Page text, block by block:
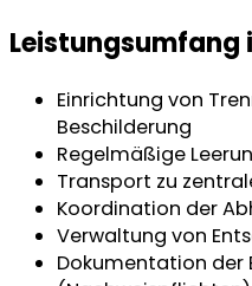
Leistungsumfang
Einrichtung von
Beschilderung
Regelmäßige
Transport zu
Koordination der
Verwaltung von
Dokumentation der